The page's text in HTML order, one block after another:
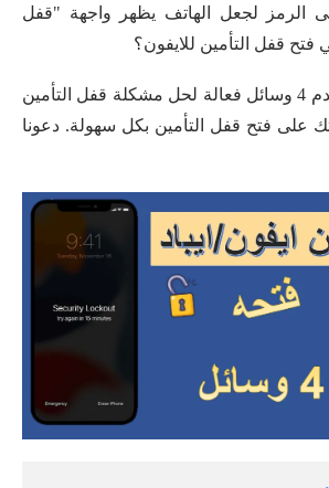
الرمز لجعل الهاتف يظهر واجهة "قفل
فتح قفل التأمين للايفون؟
في هذا المقال، سنقدم 4 وسائل فعالة لحل مشكلة قفل التأمين
على فتح قفل التأمين بكل سهولة. دعونا